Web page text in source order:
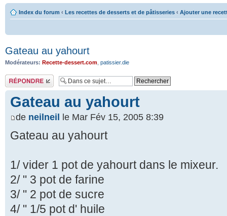
Index du forum ‹ Les recettes de desserts et de pâtisseries ‹ Ajouter une
Gateau au yahourt
Modérateurs: Recette-dessert.com patissier.die
Répondre
Gateau au yahourt
de neilneil le Mar Fév 15, 2005 8:39
Gateau au yahourt
1/ vider 1 pot de yahourt dans le mixeur.
2/ " 3 pot de farine
3/ " 2 pot de sucre
4/ " 1/5 pot d' huile